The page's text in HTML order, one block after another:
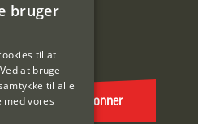
Abonner
SWEDISH
bruger
til at
at bruge
til alle
med vores